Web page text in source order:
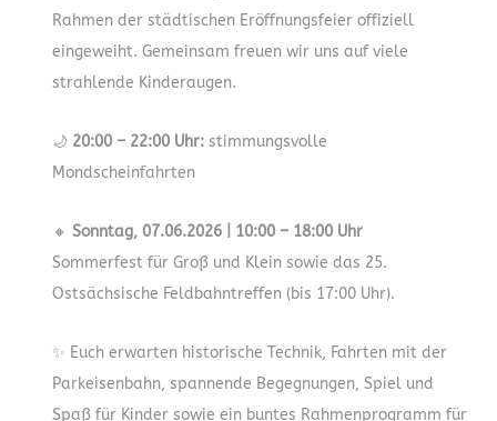
Rahmen der städtischen Eröffnungsfeier offiziell
eingeweiht. Gemeinsam freuen wir uns auf viele
strahlende Kinderaugen.
🌙 20:00 – 22:00 Uhr: stimmungsvolle
Mondscheinfahrten
🔸 Sonntag, 07.06.2026 | 10:00 – 18:00 Uhr
Sommerfest für Groß und Klein sowie das 25.
Ostsächsische Feldbahntreffen (bis 17:00 Uhr).
✨ Euch erwarten historische Technik, Fahrten mit der
Parkeisenbahn, spannende Begegnungen, Spiel und
Spaß für Kinder sowie ein buntes Rahmenprogramm für